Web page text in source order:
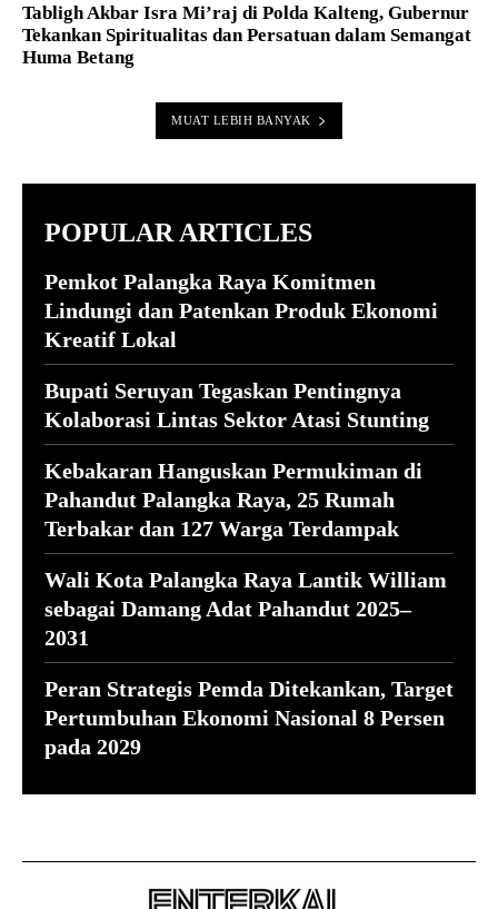
Tabligh Akbar Isra Mi’raj di Polda Kalteng, Gubernur
Tekankan Spiritualitas dan Persatuan dalam Semangat
Huma Betang
MUAT LEBIH BANYAK
POPULAR ARTICLES
Pemkot Palangka Raya Komitmen
Lindungi dan Patenkan Produk Ekonomi
Kreatif Lokal
Bupati Seruyan Tegaskan Pentingnya
Kolaborasi Lintas Sektor Atasi Stunting
Kebakaran Hanguskan Permukiman di
Pahandut Palangka Raya, 25 Rumah
Terbakar dan 127 Warga Terdampak
Wali Kota Palangka Raya Lantik William
sebagai Damang Adat Pahandut 2025–
2031
Peran Strategis Pemda Ditekankan, Target
Pertumbuhan Ekonomi Nasional 8 Persen
pada 2029